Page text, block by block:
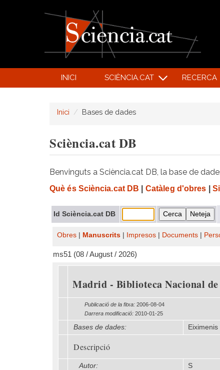
INICI SCIÈNCIA.CAT RECERCA
Inici Bases de dades
Sciència.cat DB
Benvinguts a Sciència.cat DB, la base de
Què és Sciència.cat DB Catàleg d'obres
Id Sciència.cat DB
Obres Manuscrits Impresos Documents
ms51 (08 / August / 2026)
Madrid - Biblioteca Nacional
Publicació de la fitxa: 2006-08-04
Darrera modificació: 2010-01-25
Bases de dades: Eiximenis
Descripció
Autor:
S